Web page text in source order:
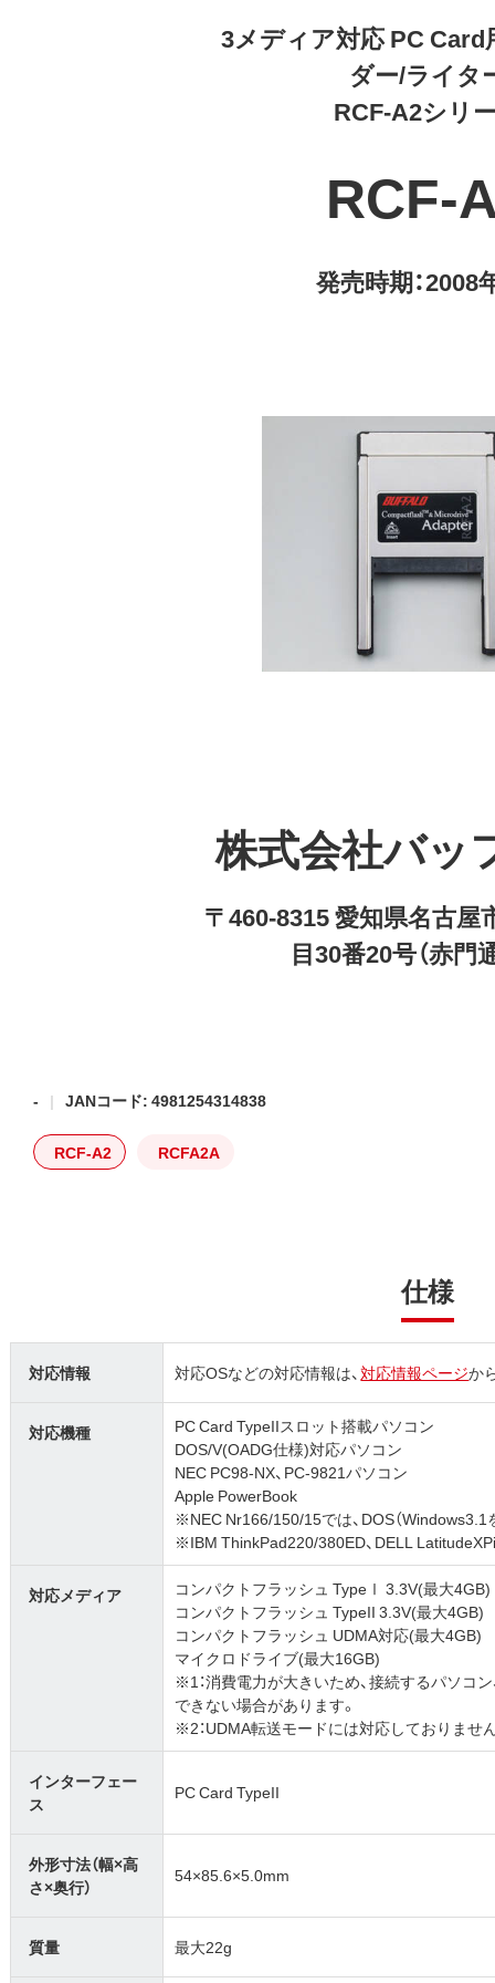
3メディア対応 PC
ダー/ライタ
RCF-A2シリ
RCF-
発売時期：2008
株式会社バッ
〒460-8315 愛知県名古屋
目30番20号（赤門
- JANコード: 4981254314838
RCF-A2 RCFA2A
仕様
対応情報 対応OSなどの対応情報は、対応情報ページか
対応機種
PC Card TypeIIスロット搭載パソコン
DOS/V(OADG仕様)対応パソコン
NEC PC98-NX、PC-9821パソコン
Apple PowerBook
※NEC Nr166/150/15では、DOS（
※IBM ThinkPad220/380ED、DELL
対応メディア
コンパクトフラッシュ TypeⅠ 3.3V(最大4GB)
コンパクトフラッシュ TypeII 3.3V(最大4GB)
コンパクトフラッシュ UDMA対応(最大4GB)
マイクロドライブ(最大16GB)
※1：消費電力が大きいため、接続するパソコ
できない場合があります。
※2：UDMA転送モードには対応しておりませ
インターフェー
ス
PC Card TypeII
外形寸法（幅×高
さ×奥行）
54×85.6×5.0mm
質量 最大22g